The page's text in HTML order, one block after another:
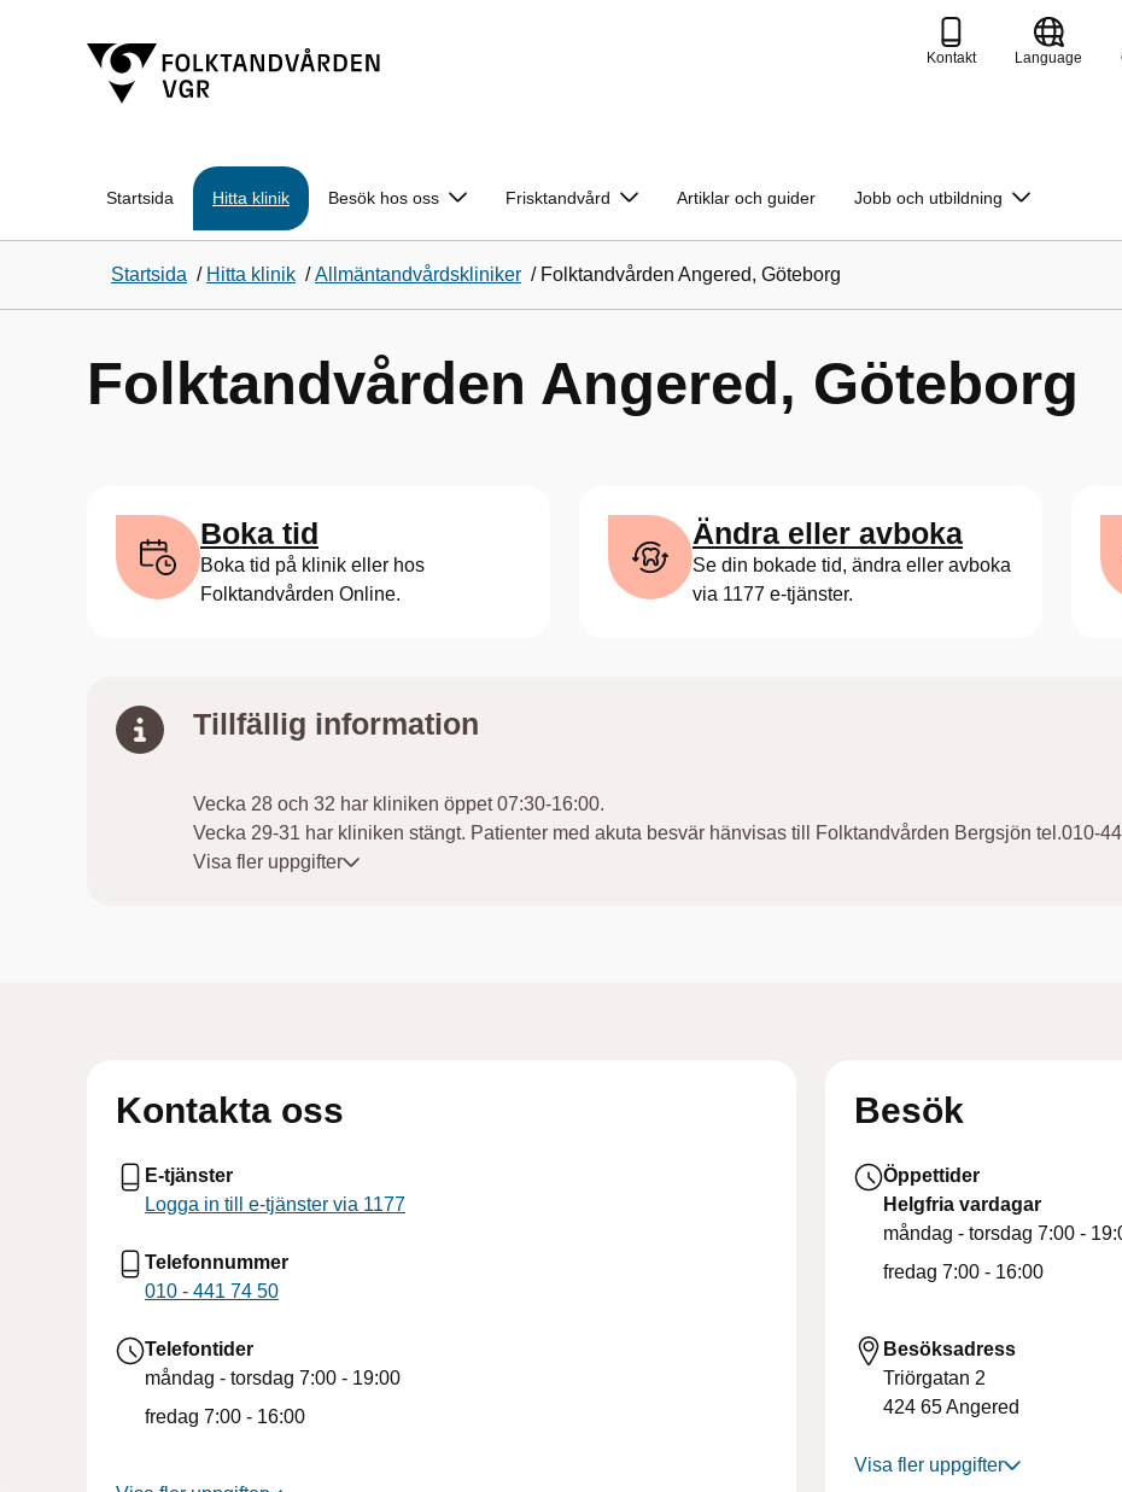
Kontakt Language
Startsida Hitta klinik Besök hos oss Frisktandvård Artiklar och guider Jobb och utbildning
Startsida / Hitta klinik /Allmäntandvårdskliniker / Folktandvården Angered, Göteborg
Folktandvården Angered, Göteborg
Boka tid
Boka tid på klinik eller hos
Folktandvården Online.
Ändra eller avboka
Se din bokade tid, ändra eller avboka
via 1177 e-tjänster.
Tillfällig information
Vecka 28 och 32 har kliniken öppet 07:30-16:00.
Vecka 29-31 har kliniken stängt. Patienter med akuta besvär hänvisas till Folktandvården Bergsjön tel.010-
tel.010-4418120 vecka 30 och vecka 31 till Folktandvården Partille tel.010-4419290.
Visa fler uppgifter
Kontakta oss
E-tjänster
Logga in till e-tjänster via 1177
Telefonnummer
010 - 441 74 50
Telefontider
måndag - torsdag 7:00 - 19:00
fredag 7:00 - 16:00
Besök
Öppettider
Helgfria vardagar
måndag - torsdag 7:00 -
fredag 7:00 - 16:00
Besöksadress
Triörgatan 2
424 65Angered
Visa fler uppgifter